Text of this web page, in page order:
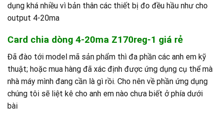
dụng khá nhiều vì bản thân các thiết bị đo đều hầu như cho
output 4-20ma
Card chia dòng 4-20ma Z170reg-1 giá rẻ
Đã đào tới model mã sản phẩm thì đa phần các anh em kỹ
thuật; hoặc mua hàng đã xác định được ứng dụng cụ thể mà
nhà máy mình đang cần là gì rồi. Cho nên về phần ứng dụng
chúng tôi sẽ liệt kê cho anh em nào chưa biết ở phía dưới
bài